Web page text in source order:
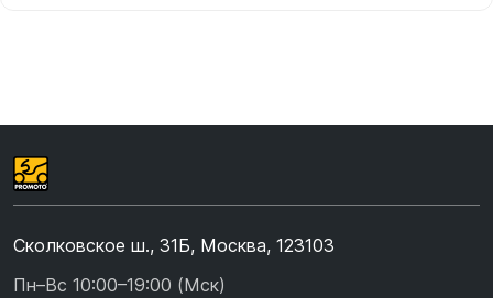
Сколковское ш., 31Б, Москва, 123103
Пн–Вс 10:00–19:00 (Мск)